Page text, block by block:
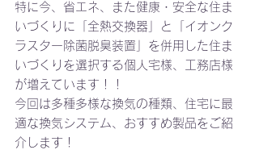
特に今、省エネ、また健康・安全な住ま
いづくりに「全熱交換器」と「イオンク
ラスター除菌脱臭装置」を併用した住ま
いづくりを選択する個人宅様、工務店様
が増えています！！
今回は多種多様な換気の種類、住宅に最
適な換気システム、おすすめ製品をご紹
介します！